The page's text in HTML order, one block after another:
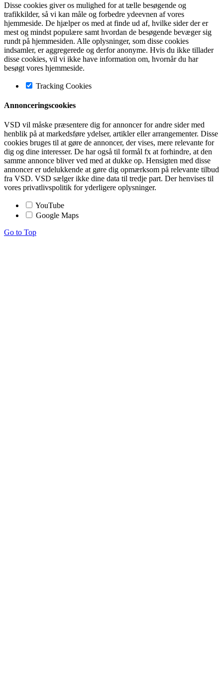
Disse cookies giver os mulighed for at tælle besøgende og
trafikkilder, så vi kan måle og forbedre ydeevnen af vores
hjemmeside. De hjælper os med at finde ud af, hvilke sider der er
mest og mindst populære samt hvordan de besøgende bevæger sig
rundt på hjemmesiden. Alle oplysninger, som disse cookies
indsamler, er aggregerede og derfor anonyme. Hvis du ikke tillader
disse cookies, vil vi ikke have information om, hvornår du har
besøgt vores hjemmeside.
Tracking Cookies
Annonceringscookies
VSD vil måske præsentere dig for annoncer for andre sider med
henblik på at markedsføre ydelser, artikler eller arrangementer. Disse
cookies bruges til at gøre de annoncer, der vises, mere relevante for
dig og dine interesser. De har også til formål fx at forhindre, at den
samme annonce bliver ved med at dukke op. Hensigten med disse
annoncer er udelukkende at gøre dig opmærksom på relevante tilbud
fra VSD. VSD sælger ikke dine data til tredje part. Der henvises til
vores privatlivspolitik for yderligere oplysninger.
YouTube
Google Maps
Go to Top